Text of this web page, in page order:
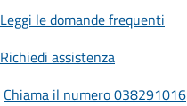
Leggi le domande frequenti
Richiedi assistenza
Chiama il numero 038291016